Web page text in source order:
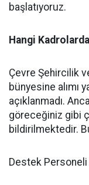
başlatıyoruz.
Hangi
Çevre Şehircilik
bünyesine alımı
açıklanmadı.
göreceğiniz gibi
bildirilmektedir.
Destek